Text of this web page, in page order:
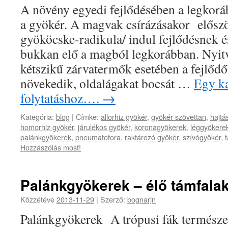
A növény egyedi fejlődésében a
a gyökér. A magvak csírázásakor
gyököcske-radikula/ indul fejlődésnek
bukkan elő a magból legkorábban.
kétszikű zárvatermők esetében a
növekedik, oldalágakat bocsát … Egy
folytatáshoz…. →
Kategória: blog | Címke: allorhiz gyökér, gyökér szövettan,
homorhiz gyökér, járulékos gyökér, koronagyökerek,
palánkgyökerek, pneumatofora, raktározó gyökér, szívógyökér,
Hozzászólás most!
Palánkgyökerek – élő
Közzétéve2013-11-29 | Szerző: bognarjn
Palánkgyökerek A trópusi fák